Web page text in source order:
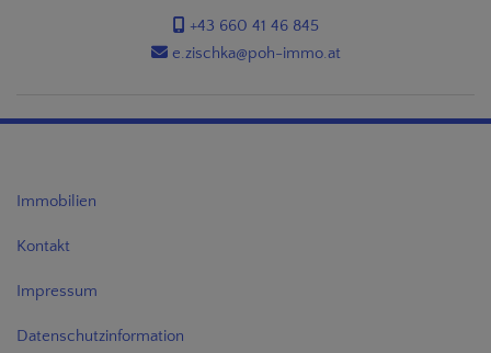
+43 660 41 46 845
e.zischka@poh-immo.at
Immobilien
Kontakt
Impressum
Datenschutzinformation